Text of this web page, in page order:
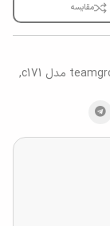
مقایسه
,